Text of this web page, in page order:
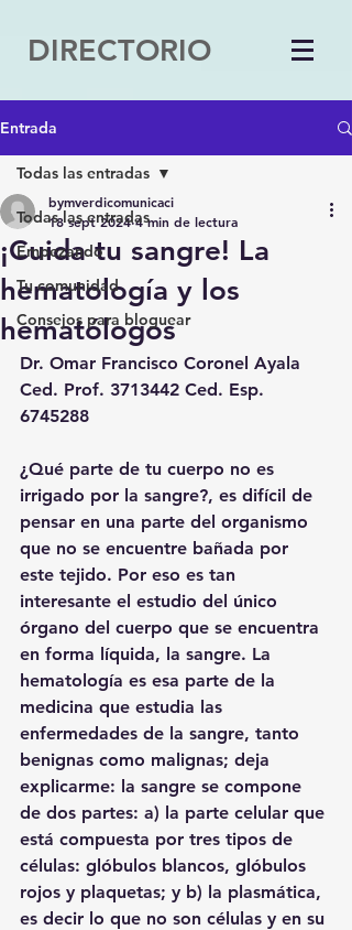
DIRECTORIO
Entrada
Todas las entradas
Empezando
Tu comunidad
Consejos para bloguear
Todas las entradas
¡Cuida tu sangre! La
hematología y los
hematólogos
bymverdicomunicaci
18 sept 2024 4 min de lectura
Dr. Omar Francisco Coronel Ayala
Ced. Prof. 3713442 Ced. Esp.
6745288
¿Qué parte de tu cuerpo no es
irrigado por la sangre?, es difícil de
pensar en una parte del organismo
que no se encuentre bañada por
este tejido. Por eso es tan
interesante el estudio del único
órgano del cuerpo que se encuentra
en forma líquida, la sangre. La
hematología es esa parte de la
medicina que estudia las
enfermedades de la sangre, tanto
benignas como malignas; deja
explicarme: la sangre se compone
de dos partes: a) la parte celular que
está compuesta por tres tipos de
células: glóbulos blancos, glóbulos
rojos y plaquetas; y b) la plasmática,
es decir lo que no son células y en su